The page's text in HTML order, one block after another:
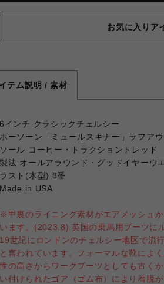
お気に入りア
テム説明 / 素材
6インチ クラシックチェルシー
ホーソーン「ミュールスキナー」ラフアウ
ソール コーヒー・トラクショントレッド
製法 オールアラウンド・グッドイヤーウ
ラスト(木型) 8番
Made in USA
※甲裏のライニング素材がエアメッシュ
います。(2023.8) 英国の乗馬用ブーツに
19世紀にロンドンのチェルシー地区で流
と言われています。フォーマルな靴によ
性の高さからワークブーツとしても古く
い付けられたゴア（ゴム布）により着脱